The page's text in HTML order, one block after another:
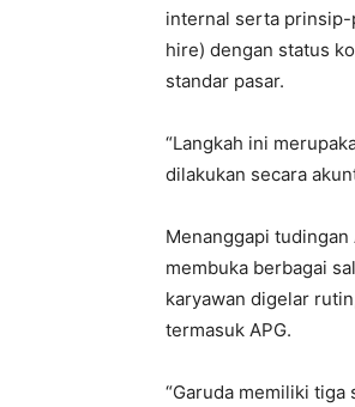
internal serta prinsip-
hire) dengan status
standar pasar.
“Langkah ini
dilakukan secara
Menanggapi
membuka berbagai
karyawan digelar
termasuk APG.
“Garuda memiliki